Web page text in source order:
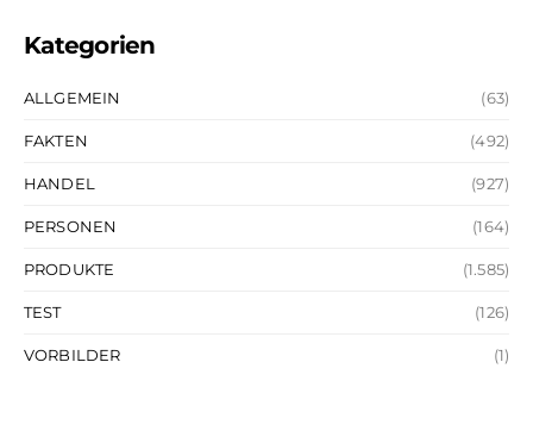
Kategorien
ALLGEMEIN (63)
FAKTEN (492)
HANDEL (927)
PERSONEN (164)
PRODUKTE (1.585)
TEST (126)
VORBILDER (1)